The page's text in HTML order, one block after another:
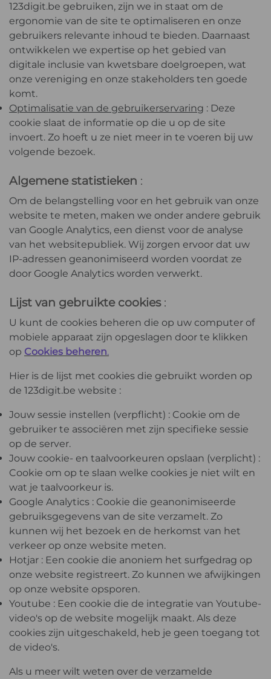
123digit.be gebruiken, zijn we in staat om de
ergonomie van de site te optimaliseren en onze
gebruikers relevante inhoud te bieden. Daarnaast
ontwikkelen we expertise op het gebied van
digitale inclusie van kwetsbare doelgroepen, wat
onze vereniging en onze stakeholders ten goede
komt.
Optimalisatie van de gebruikerservaring : Deze
cookie slaat de informatie op die u op de site
invoert. Zo hoeft u ze niet meer in te voeren bij uw
volgende bezoek.
Algemene statistieken :
Om de belangstelling voor en het gebruik van onze
website te meten, maken we onder andere gebruik
van Google Analytics, een dienst voor de analyse
van het websitepubliek. Wij zorgen ervoor dat uw
IP-adressen geanonimiseerd worden voordat ze
door Google Analytics worden verwerkt.
Lijst van gebruikte cookies:
U kunt de cookies beheren die op uw computer of
mobiele apparaat zijn opgeslagen door te klikken
op Cookies beheren.
Hier is de lijst met cookies die gebruikt worden op
de 123digit.be website :
Jouw sessie instellen (verpflicht) : Cookie om de
gebruiker te associëren met zijn specifieke sessie
op de server.
Jouw cookie- en taalvoorkeuren opslaan (verplicht) :
Cookie om op te slaan welke cookies je niet wilt en
wat je taalvoorkeur is.
Google Analytics : Cookie die geanonimiseerde
gebruiksgegevens van de site verzamelt. Zo
kunnen wij het bezoek en de herkomst van het
verkeer op onze website meten.
Hotjar : Een cookie die anoniem het surfgedrag op
onze website registreert. Zo kunnen we afwijkingen
op onze website opsporen.
Youtube : Een cookie die de integratie van Youtube-
video's op de website mogelijk maakt. Als deze
cookies zijn uitgeschakeld, heb je geen toegang tot
de video's.
Als u meer wilt weten over de verzamelde